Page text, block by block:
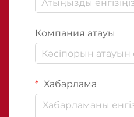
Компания атауы
Хабарлама